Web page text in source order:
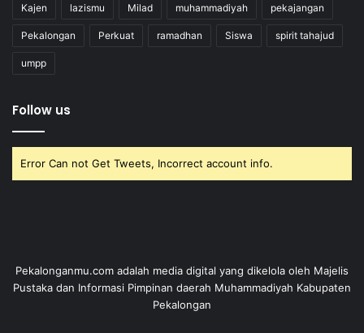
Kajen lazismu Milad muhammadiyah pekajangan
Pekalongan Perkuat ramadhan Siswa spirit tahajud
umpp
Follow us
Error Can not Get Tweets, Incorrect account info.
Pekalonganmu.com adalah media digital yang dikelola oleh Majelis
Pustaka dan Informasi Pimpinan daerah Muhammadiyah Kabupaten
Pekalongan